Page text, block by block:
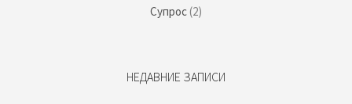
Супрос(2)
НЕДАВНИЕ ЗАПИСИ